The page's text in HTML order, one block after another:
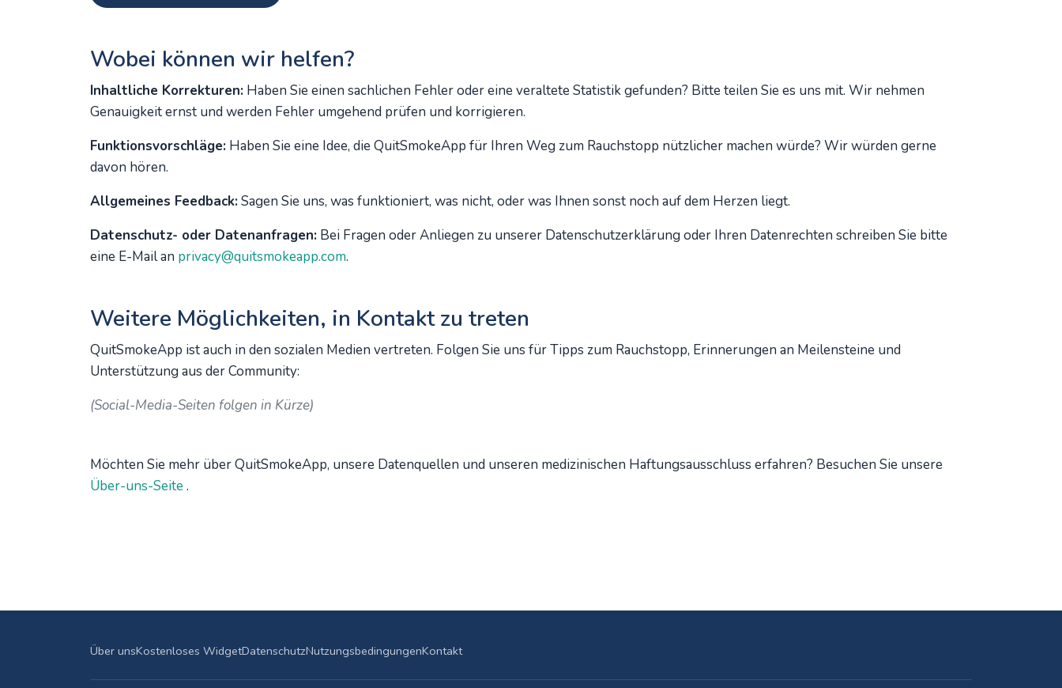
Wobei können wir helfen?
Inhaltliche Korrekturen: Haben Sie einen sachlichen Fehler oder eine veraltete Statistik gefunden? Bitte teilen Sie es uns mit. Wir nehmen
Genauigkeit ernst und werden Fehler umgehend prüfen und korrigieren.
Funktionsvorschläge: Haben Sie eine Idee, die QuitSmokeApp für Ihren Weg zum Rauchstopp nützlicher machen würde? Wir würden gerne
davon hören.
Allgemeines Feedback:Sagen Sie uns, was funktioniert, was nicht, oder was Ihnen sonst noch auf dem Herzen liegt.
Datenschutz- oder Datenanfragen: Bei Fragen oder Anliegen zu unserer Datenschutzerklärung oder Ihren Datenrechten schreiben Sie bitte
eine E-Mail an privacy@quitsmokeapp.com.
Weitere Möglichkeiten, in Kontakt zu treten
QuitSmokeApp ist auch in den sozialen Medien vertreten. Folgen Sie uns für Tipps zum Rauchstopp, Erinnerungen an Meilensteine und
Unterstützung aus der Community:
(Social-Media-Seiten folgen in Kürze)
Möchten Sie mehr über QuitSmokeApp, unsere Datenquellen und unseren medizinischen Haftungsausschluss erfahren? Besuchen Sie unsere
Über-uns-Seite.
Über unsKostenloses WidgetDatenschutzNutzungsbedingungenKontakt